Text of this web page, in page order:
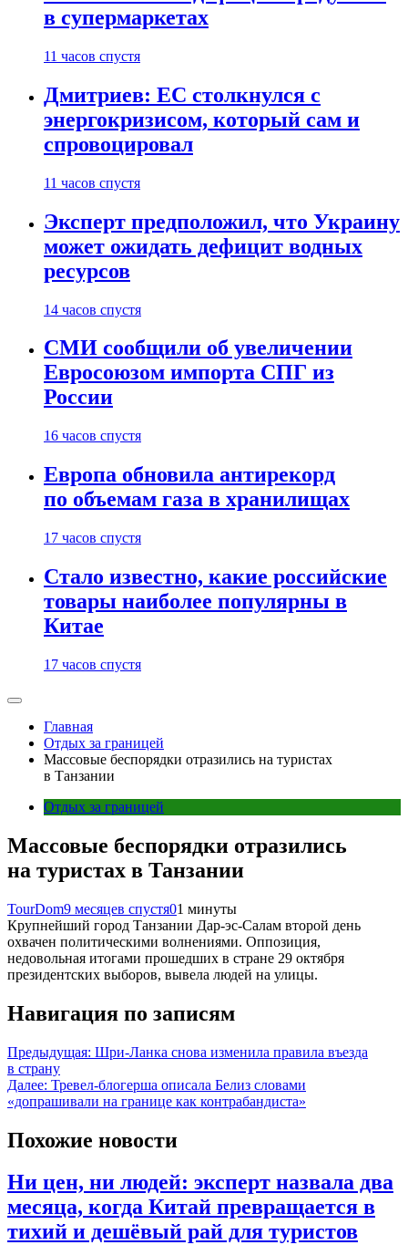
в супермаркетах
11 часов спустя
Дмитриев: ЕС столкнулся с
энергокризисом, который сам и
спровоцировал
11 часов спустя
Эксперт предположил, что Украину
может ожидать дефицит водных
ресурсов
14 часов спустя
СМИ сообщили об увеличении
Евросоюзом импорта СПГ из
России
16 часов спустя
Европа обновила антирекорд
по объемам газа в хранилищах
17 часов спустя
Стало известно, какие российские
товары наиболее популярны в
Китае
17 часов спустя
Главная
Отдых за границей
Массовые беспорядки отразились на туристах
в Танзании
Отдых за границей
Массовые беспорядки отразились
на туристах в Танзании
TourDom9 месяцев спустя01 минуты
Крупнейший город Танзании Дар-эс-Салам второй день
охвачен политическими волнениями. Оппозиция,
недовольная итогами прошедших в стране 29 октября
президентских выборов, вывела людей на улицы.
Навигация по записям
Предыдущая: Шри-Ланка снова изменила правила въезда
в страну
Далее: Тревел-блогерша описала Белиз словами
«допрашивали на границе как контрабандиста»
Похожие новости
Ни цен, ни людей: эксперт назвала два
месяца, когда Китай превращается в
тихий и дешёвый рай для туристов